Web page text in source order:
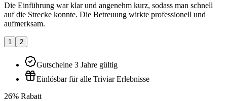
Die Einführung war klar und angenehm kurz, sodass man schnell
auf die Strecke konnte. Die Betreuung wirkte professionell und
aufmerksam.
1 2
Gutscheine 3 Jahre gültig
Einlösbar für alle Triviar Erlebnisse
26% Rabatt